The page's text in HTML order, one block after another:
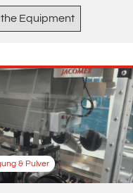
the Equipment
& Pulver